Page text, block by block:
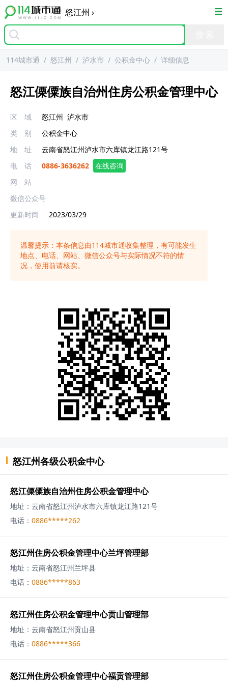
怒江州 ›
114城市通 / 怒江州 / 泸水市 / 公积金中心 / 详细信息
怒江傈僳族自治州住房公积金管理中心
区 域 怒江州 泸水市
类 别
公积金中心
地 址
云南省怒江州泸水市六库镇龙江路121号
电 话
0886-3636262
在线咨询
网 站
微信公众号
更新时间
2023/03/29
温馨提示：本条信息由114城市通收集整理，有可能发生
地点、电话、网站、微信公众号与实际情况不符的情
况，使用前请核实。
怒江州各级公积金中心
怒江傈僳族自治州住房公积金管理中心
地址： 云南省怒江州泸水市六库镇龙江路121号
电话： 0886*****262
怒江州住房公积金管理中心兰坪管理部
地址： 云南省怒江州兰坪县
电话： 0886*****863
怒江州住房公积金管理中心贡山管理部
地址： 云南省怒江州贡山县
电话： 0886*****366
怒江州住房公积金管理中心福贡管理部